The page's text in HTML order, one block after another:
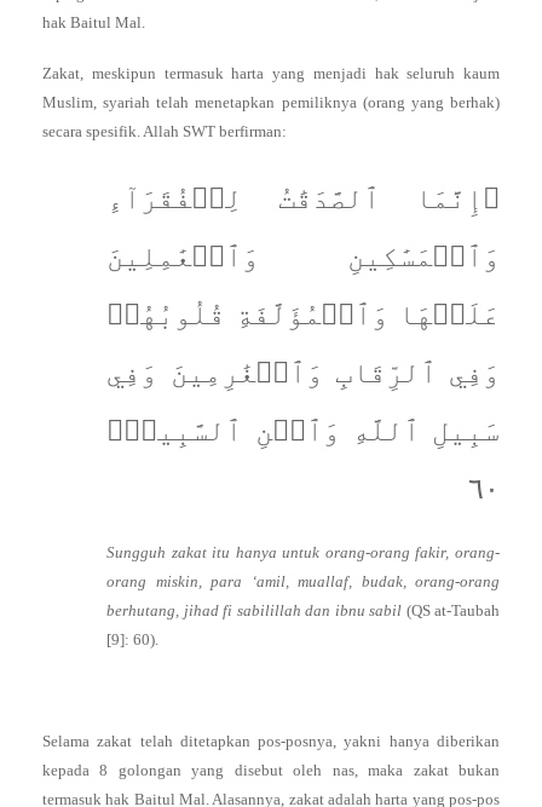
hak Baitul Mal.
Zakat, meskipun termasuk harta yang menjadi hak seluruh kaum
Muslim, syariah telah menetapkan pemiliknya (orang yang berhak)
secara spesifik. Allah SWT berfirman:
۞إِنَّمَا ٱلصَّدَقَٰتُ لِلۡفُقَرَآءِ
وَٱلۡمَسَٰكِينِ وَٱلۡعَٰمِلِينَ
عَلَيۡهَا وَٱلۡمُؤَلَّفَةِ قُلُوبُهُمۡ
وَفِي ٱلرِّقَابِ وَٱلۡغَٰرِمِينَ وَفِي
سَبِيلِ ٱللَّهِ وَٱبۡنِ ٱلسَّبِيلِۖ
٦٠
Sungguh zakat itu hanya untuk orang-orang fakir, orang-
orang miskin, para ‘amil, muallaf, budak, orang-orang
berhutang, jihad fi sabilillah dan ibnu sabil (QS at-Taubah
[9]: 60).
Selama zakat telah ditetapkan pos-posnya, yakni hanya diberikan
kepada 8 golongan yang disebut oleh nas, maka zakat bukan
termasuk hak Baitul Mal. Alasannya, zakat adalah harta yang pos-pos